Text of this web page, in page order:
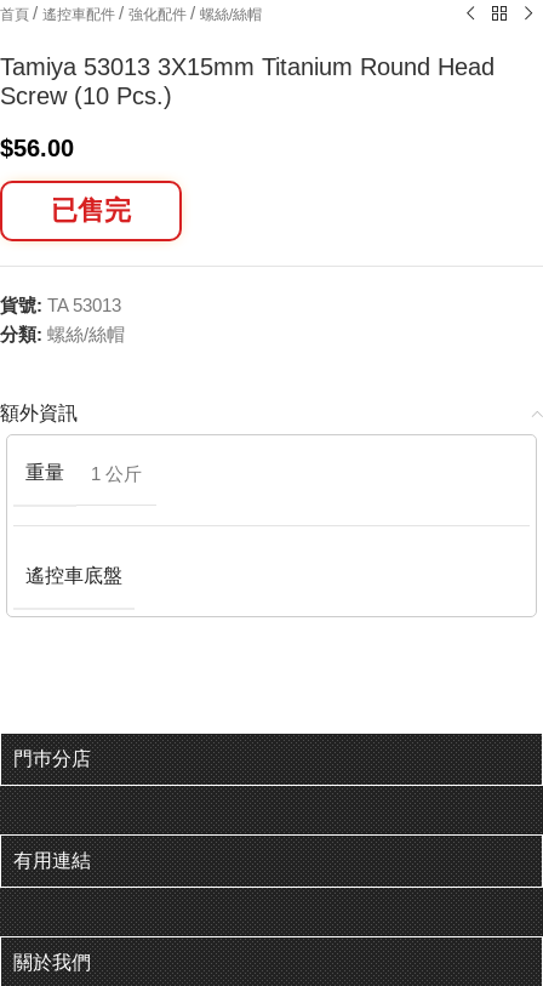
首頁 / 遙控車配件 / 強化配件 / 螺絲/絲帽
Tamiya 53013 3X15mm Titanium Round Head
Screw (10 Pcs.)
$56.00
已售完
貨號: TA 53013
分類: 螺絲/絲帽
額外資訊
重量 1 公斤
遙控車底盤
門巿分店
有用連結
關於我們